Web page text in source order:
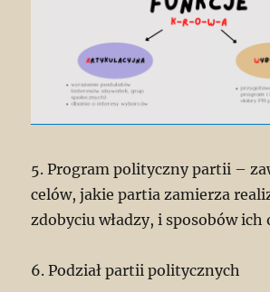
5. Program polityczny partii –
celów, jakie partia zamierza
zdobyciu władzy, i sposobów ich
6. Podział partii politycznych